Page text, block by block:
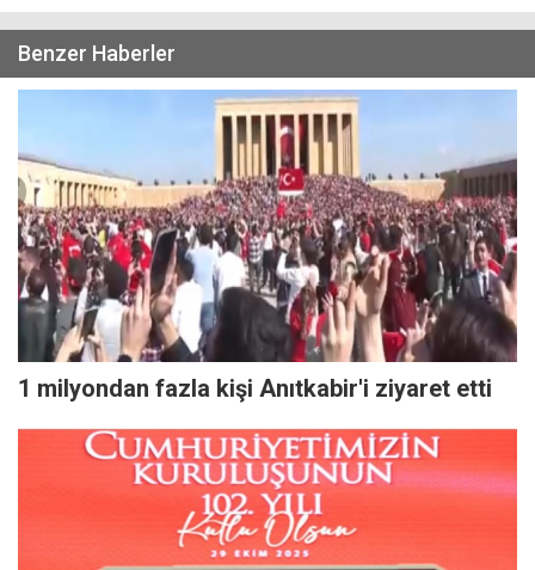
Benzer Haberler
1 milyondan fazla kişi Anıtkabir'i ziyaret etti